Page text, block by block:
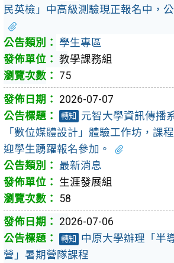
民英檢」中高級測驗現正報名中，
學生專區
教學課務組
75
2026-07-07
轉知
元智大學資訊傳播
「數位媒體設計」體驗工作坊，課
迎學生踴躍報名參加。
最新消息
生涯發展組
58
2026-07-06
轉知
中原大學辦理「半
營」暑期營隊課程